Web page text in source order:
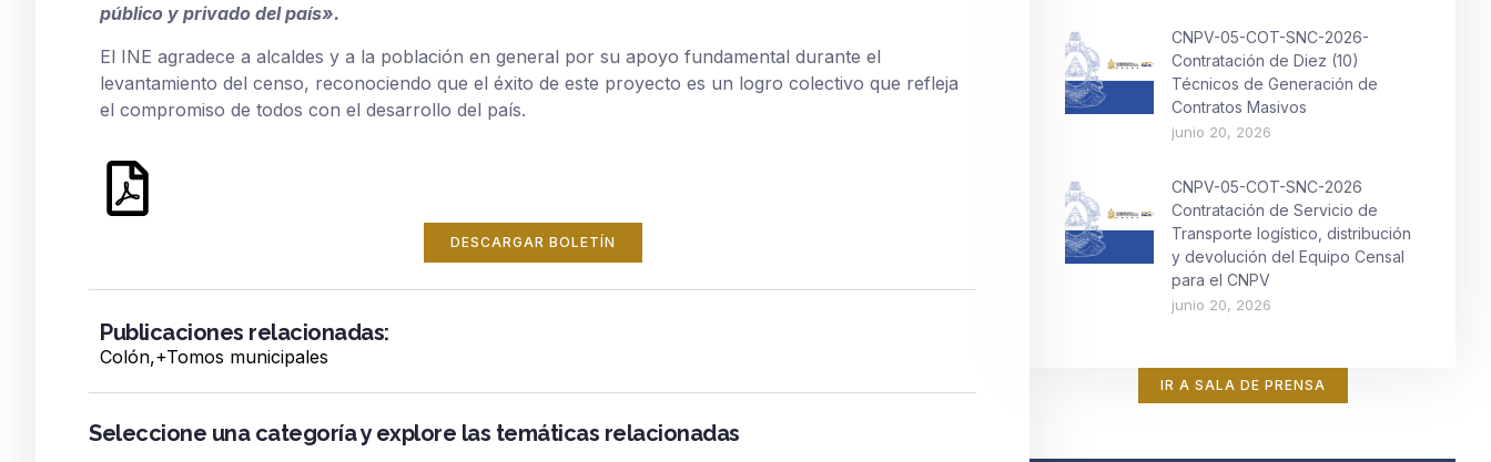
público y privado del país».
El INE agradece a alcaldes y a la población en general por su apoyo fundamental durante el
levantamiento del censo, reconociendo que el éxito de este proyecto es un logro colectivo que refleja
el compromiso de todos con el desarrollo del país.
DESCARGAR BOLETÍN
Publicaciones relacionadas:
Colón,+Tomos municipales
Seleccione una categoría y explore las temáticas relacionadas
CNPV-05-COT-SNC-2026-
Contratación de Diez (10)
Técnicos de Generación de
Contratos Masivos
junio 20, 2026
CNPV-05-COT-SNC-2026
Contratación de Servicio de
Transporte logístico, distribución
y devolución del Equipo Censal
para el CNPV
junio 20, 2026
IR A SALA DE PRENSA